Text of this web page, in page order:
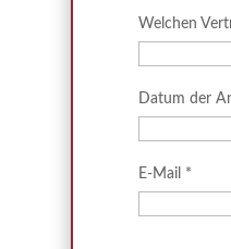
Welchen
Datum der
E-Mail *